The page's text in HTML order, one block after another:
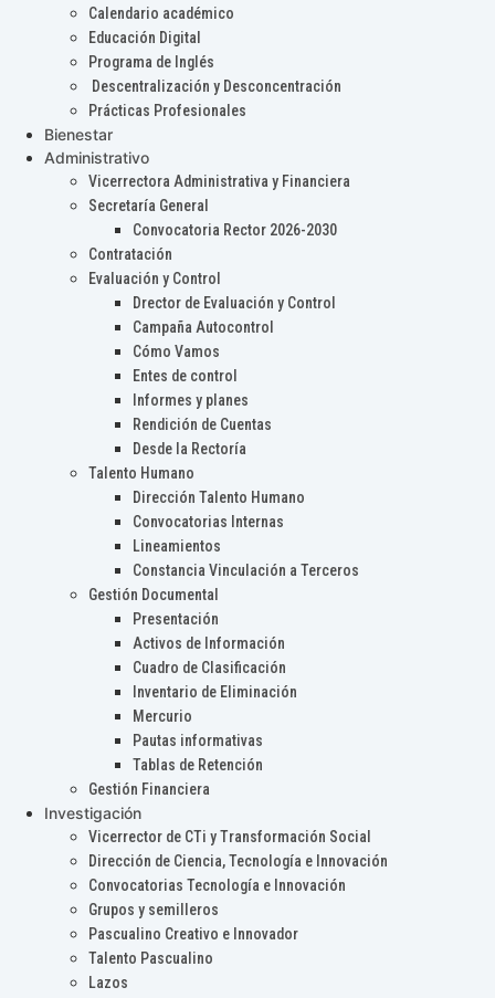
Calendario académico
Educación Digital
Programa de Inglés
Descentralización y Desconcentración
Prácticas Profesionales
Bienestar
Administrativo
Vicerrectora Administrativa y Financiera
Secretaría General
Convocatoria Rector 2026-2030
Contratación
Evaluación y Control
Drector de Evaluación y Control
Campaña Autocontrol
Cómo Vamos
Entes de control
Informes y planes
Rendición de Cuentas
Desde la Rectoría
Talento Humano
Dirección Talento Humano
Convocatorias Internas
Lineamientos
Constancia Vinculación a Terceros
Gestión Documental
Presentación
Activos de Información
Cuadro de Clasificación
Inventario de Eliminación
Mercurio
Pautas informativas
Tablas de Retención
Gestión Financiera
Investigación
Vicerrector de CTi y Transformación Social
Dirección de Ciencia, Tecnología e Innovación
Convocatorias Tecnología e Innovación
Grupos y semilleros
Pascualino Creativo e Innovador
Talento Pascualino
Lazos